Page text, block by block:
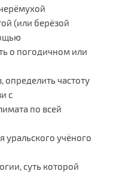
(или берёзой
о погодичном или
определить частоту
с
по всей
уральского учёного
суть которой